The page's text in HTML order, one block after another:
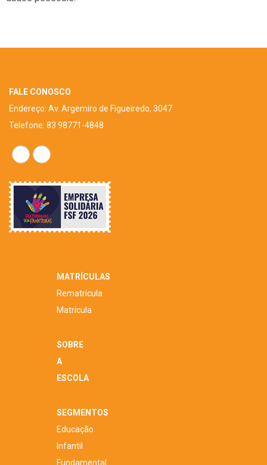
FALE CONOSCO
Endereço: Av. Argemiro de Figueiredo, 3047
Telefone: 83 98771-4848
MATRÍCULAS
Rematrícula
Matrícula
SOBRE
A
ESCOLA
SEGMENTOS
Educação
Infantil
Fundamental